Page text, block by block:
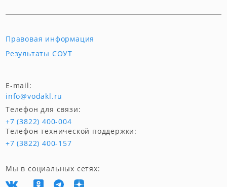
Правовая информация
Результаты СОУТ
Телефон для связи:
+7 (3822) 400-004
Телефон технической поддержки:
+7 (3822) 400-157
E-mail:
info@vodakl.ru
Мы в социальных сетях: